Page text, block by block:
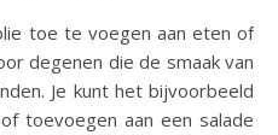
toe te voegen aan eten of
degenen die de smaak van
Je kunt het bijvoorbeeld
toevoegen aan een salade